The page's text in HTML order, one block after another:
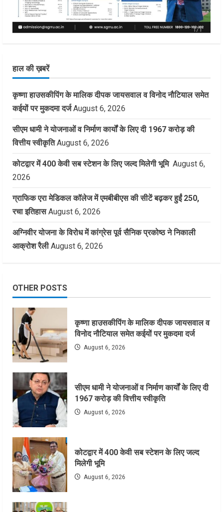
हाल की ख़बरें
कृष्णा हाउसकीपिंग के मालिक दीपक जायसवाल व विनोद नौटियाल समेत
कईयों पर मुकदमा दर्ज August 6, 2026
सीएम धामी ने योजनाओं व निर्माण कार्यों के लिए दी 1967 करोड़ की
वित्तीय स्वीकृति August 6, 2026
कोटद्वार में 400 केवी सब स्टेशन के लिए जल्द मिलेगी भूमि August 6,
2026
ग्राफिक एरा मेडिकल कॉलेज में एमबीबीएस की सीटें बढ़कर हुईं 250,
रचा इतिहास August 6, 2026
अग्निवीर योजना के विरोध में कांग्रेस पूर्व सैनिक प्रकोष्ठ ने निकाली
आक्रोश रैली August 6, 2026
OTHER POSTS
कृष्णा हाउसकीपिंग के मालिक दीपक जायसवाल व
विनोद नौटियाल समेत कईयों पर मुकदमा दर्ज
August 6, 2026
सीएम धामी ने योजनाओं व निर्माण कार्यों के लिए दी
1967 करोड़ की वित्तीय स्वीकृति
August 6, 2026
कोटद्वार में 400 केवी सब स्टेशन के लिए जल्द
मिलेगी भूमि
August 6, 2026